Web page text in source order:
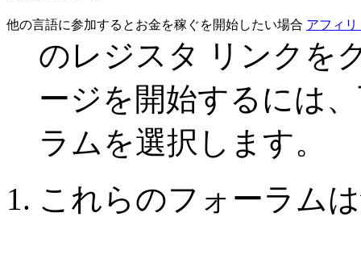
他の言語に参加するとお金を稼ぐを開始したい場合 アフィ
のレジスタ リンクを
ージを開始するには
ラムを選択します。
これらのフォーラム